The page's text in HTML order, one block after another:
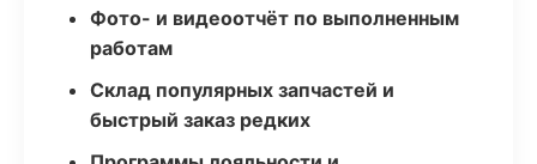
Фото- и видеоотчёт по выполненным
работам
Склад популярных запчастей и
быстрый заказ редких